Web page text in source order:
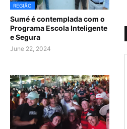
REGIÃO
Sumé é contemplada com o
Programa Escola Inteligente
e Segura
June 22, 2024